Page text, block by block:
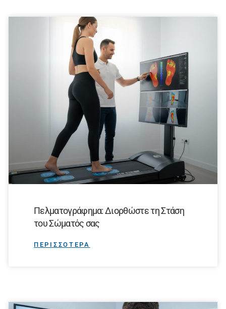
Πελματογράφημα: Διορθώστε τη Στάση
του Σώματός σας
ΠΕΡΙΣΣΟΤΕΡΑ